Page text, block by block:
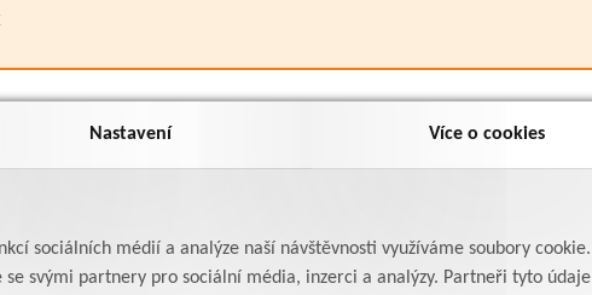
Nastavení Více o cookies
sociálních médií a analýze naší návštěvnosti využíváme soubory cookie.
svými partnery pro sociální média, inzerci a analýzy. Partneři tyto údaje